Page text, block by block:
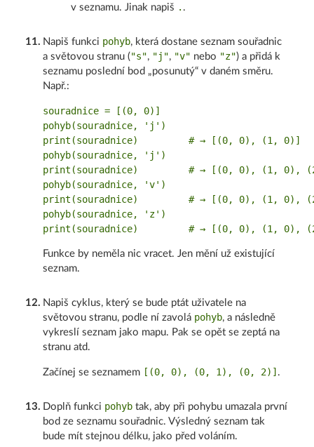
v seznamu. Jinak napiš . .
11. Napiš funkci pohyb, která dostane seznam souřadnic
a světovou stranu ("s", "j", "v" nebo "z") a přidá k
seznamu poslední bod „posunutý“ v daném směru.
Např.:
souradnice = [(0, 0)]
pohyb(souradnice, 'j')
print(souradnice)         # → [(0, 0), (1, 0)]
pohyb(souradnice, 'j')
print(souradnice)         # → [(0, 0), (1, 0),
pohyb(souradnice, 'v')
print(souradnice)         # → [(0, 0), (1, 0),
pohyb(souradnice, 'z')
Funkce by neměla nic vracet. Jen mění už existující
seznam.
12. Napiš cyklus, který se bude ptát uživatele na
světovou stranu, podle ní zavolá pohyb, a následně
vykreslí seznam jako mapu. Pak se opět se zeptá na
stranu atd.
Začínej se seznamem [(0, 0), (0, 1), (0, 2)] .
13. Doplň funkci pohyb tak, aby při pohybu umazala první
bod ze seznamu souřadnic. Výsledný seznam tak
bude mít stejnou délku, jako před voláním.